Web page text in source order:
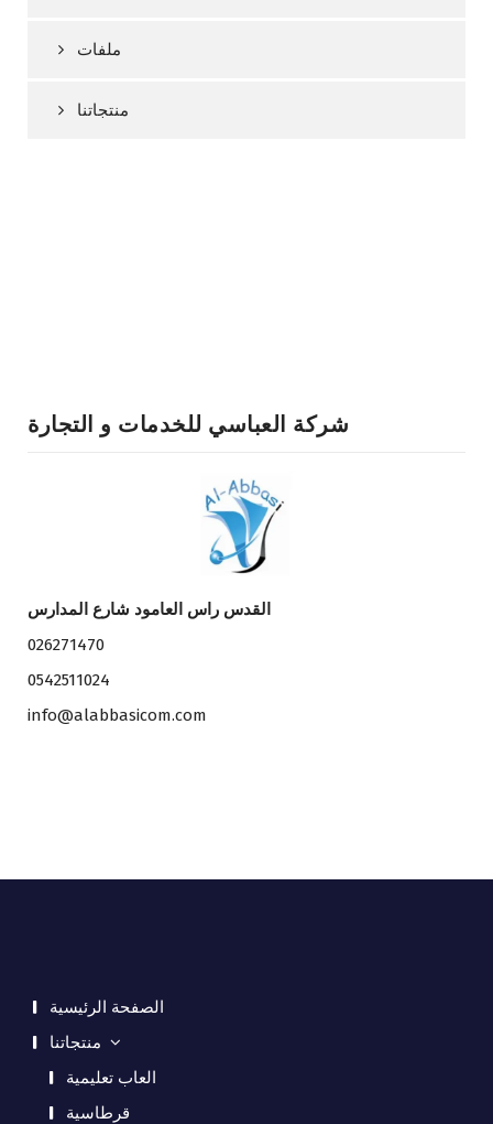
ملفات
منتجاتنا
شركة العباسي للخدمات و التجارة
القدس راس العامود شارع المدارس
026271470
0542511024
info@alabbasicom.com
الصفحة الرئيسية
منتجاتنا
العاب تعليمية
قرطاسية